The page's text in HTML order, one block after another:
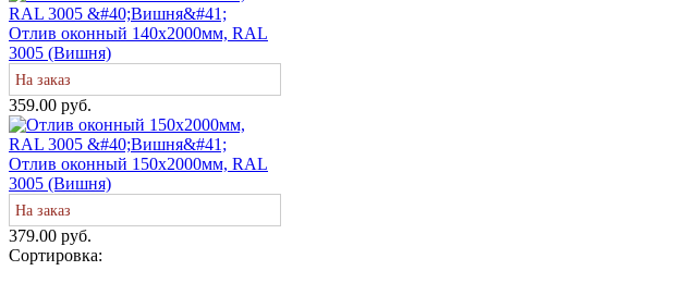
Отлив оконный 140х2000мм, RAL
3005 (Вишня)
На заказ
359.00 руб.
Отлив оконный 150х2000мм, RAL
3005 (Вишня)
На заказ
379.00 руб.
Сортировка: